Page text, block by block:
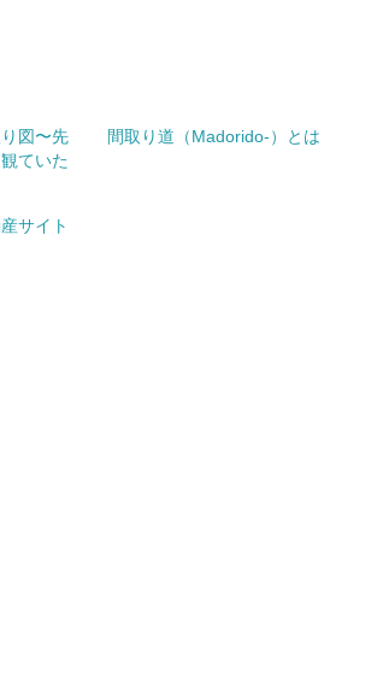
図〜先
ていた
間取り道（Madorido-）とは
サイト